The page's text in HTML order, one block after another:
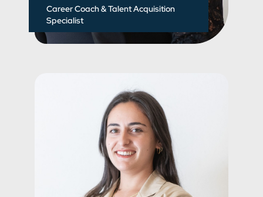
Career Coach & Talent Acquisition
Specialist